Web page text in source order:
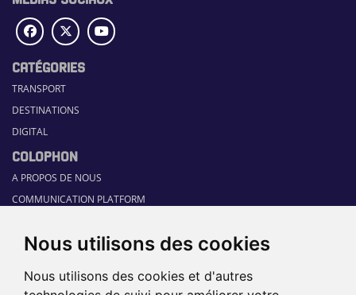
Nous utilisons des cookies
Nous utilisons des cookies et d'autres
CATÉGORIES
TRANSPORT
DESTINATIONS
DIGITAL
COLOPHON
A PROPOS DE NOUS
COMMUNICATION PLATFORM
RUBRIQUES
GUIDE SECTORIEL